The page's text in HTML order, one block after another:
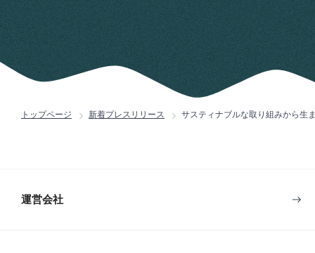
トップページ 新着プレスリリース サスティナブルな取り組みから生
運営会社